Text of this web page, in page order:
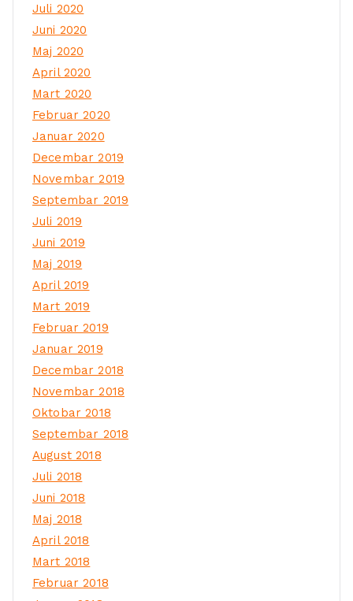
Juli 2020
Juni 2020
Maj 2020
April 2020
Mart 2020
Februar 2020
Januar 2020
Decembar 2019
Novembar 2019
Septembar 2019
Juli 2019
Juni 2019
Maj 2019
April 2019
Mart 2019
Februar 2019
Januar 2019
Decembar 2018
Novembar 2018
Oktobar 2018
Septembar 2018
August 2018
Juli 2018
Juni 2018
Maj 2018
April 2018
Mart 2018
Februar 2018